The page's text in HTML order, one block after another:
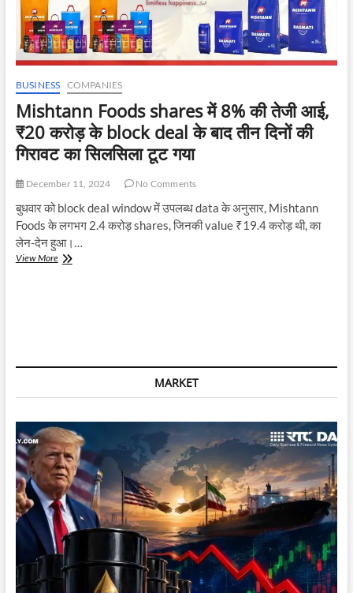
BUSINESS COMPANIES
Mishtann Foods shares में 8% की तेजी आई,
₹20 करोड़ के block deal के बाद तीन दिनों की
गिरावट का सिलसिला टूट गया
December 11, 2024 No Comments
बुधवार को block deal window में उपलब्ध data के अनुसार, Mishtann
Foods के लगभग 2.4 करोड़ shares, जिनकी value ₹19.4 करोड़ थी, का
लेन-देन हुआ।…
View MoreMishtann
₹20
के
deal
के
बाद
तीन
दिनों
की
गिरावट
का
सिलसिला
टूट
गया
MARKET